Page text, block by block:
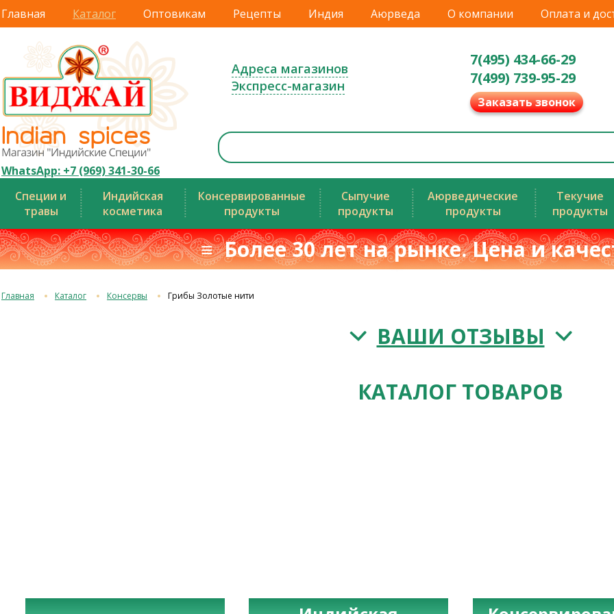
Главная Каталог Оптовикам Рецепты Индия Аюрведа О компании Оплата и
WhatsApp: +7 (969) 341-30-66
Адреса магазинов
Экспресс-магазин
7(495) 434-66-29
7(499) 739-95-29
Заказать звонок
Специи и
травы
Индийская
косметика
Консервированные
продукты
Сыпучие
продукты
Аюрведические
продукты
Текучие
продукты
≡ Более 30 лет на рынке. Цена и
Главная Каталог Консервы Грибы Золотые нити
ВАШИ ОТЗЫВЫ
КАТАЛОГ ТОВАРОВ